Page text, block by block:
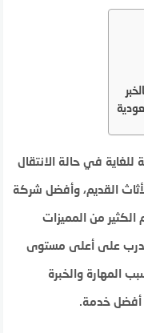
في حالة الانتقال
القديم، وأفضل شركة
من المميزات
على أعلى مستوى
المهارة والخبرة
أفضل خدمة.